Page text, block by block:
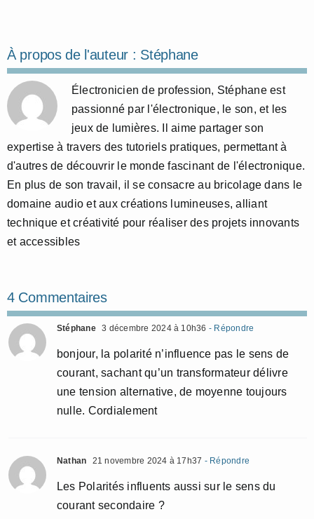
À propos de l'auteur : Stéphane
Électronicien de profession, Stéphane est
passionné par l'électronique, le son, et les
jeux de lumières. Il aime partager son
expertise à travers des tutoriels pratiques, permettant à
d'autres de découvrir le monde fascinant de l'électronique.
En plus de son travail, il se consacre au bricolage dans le
domaine audio et aux créations lumineuses, alliant
technique et créativité pour réaliser des projets innovants
et accessibles
4 Commentaires
Stéphane 3 décembre 2024 à 10h36 - Répondre
bonjour, la polarité n’influence pas le sens de
courant, sachant qu’un transformateur délivre
une tension alternative, de moyenne toujours
nulle. Cordialement
Nathan 21 novembre 2024 à 17h37 - Répondre
Les Polarités influents aussi sur le sens du
courant secondaire ?